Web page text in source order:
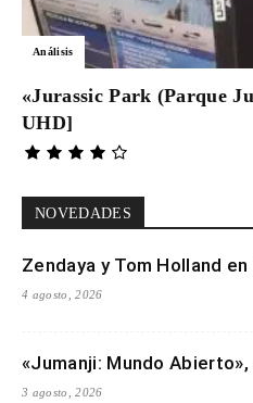
Análisis
«Jurassic Park (Parque
UHD]
NOVEDADES
Zendaya y Tom Holland
4 agosto, 2026
«Jumanji: Mundo
3 agosto, 2026